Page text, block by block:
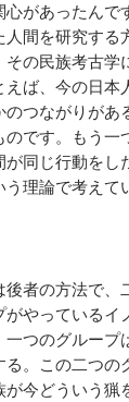
があったんで
間を研究する
の民族考古学
ば、今の日本
つながりがあ
です。もう一
同じ行動をし
理論で考えて
者の方法で、
がやっているイ
つのグループ
。この二つの
今どういう猟